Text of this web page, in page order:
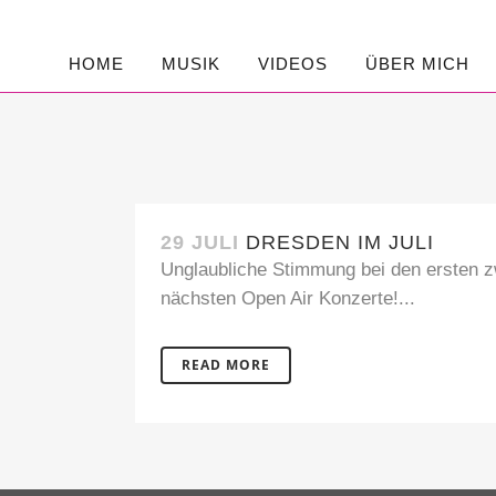
HOME MUSIK VIDEOS ÜBER MICH
29 JULI DRESDEN IM JULI
Unglaubliche Stimmung bei den ersten
nächsten Open Air Konzerte!...
READ MORE